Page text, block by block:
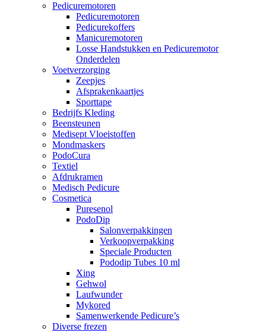
Pedicuremotoren
Pedicuremotoren
Pedicurekoffers
Manicuremotoren
Losse Handstukken en Pedicuremotor
Onderdelen
Voetverzorging
Zeepjes
Afsprakenkaartjes
Sporttape
Bedrijfs Kleding
Beensteunen
Medisept Vloeistoffen
Mondmaskers
PodoCura
Textiel
Afdrukramen
Medisch Pedicure
Cosmetica
Puresenol
PodoDip
Salonverpakkingen
Verkoopverpakking
Speciale Producten
Pododip Tubes 10 ml
Xing
Gehwol
Laufwunder
Mykored
Samenwerkende Pedicure’s
Diverse frezen